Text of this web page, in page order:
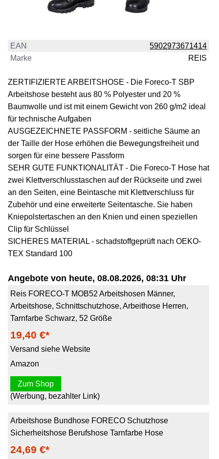
EAN
5902973671414
Marke
REIS
ZERTIFIZIERTE ARBEITSHOSE - Die Foreco-T SBP
Arbeitshose besteht aus 80 % Polyester und 20 %
Baumwolle und ist mit einem Gewicht von 260 g/m2 ideal
für technische Aufgaben
AUSGEZEICHNETE PASSFORM - seitliche Säume an
der Taille der Hose erhöhen die Bewegungsfreiheit und
sorgen für eine bessere Passform
SEHR GUTE FUNKTIONALITÄT - Die Foreco-T Hose hat
zwei Klettverschlusstaschen auf der Rückseite und zwei
an den Seiten, eine Beintasche mit Klettverschluss für
Zubehör und eine erweiterte Seitentasche. Sie haben
Kniepolstertaschen an den Knien und einen speziellen
Clip für Schlüssel
SICHERES MATERIAL - schadstoffgeprüft nach OEKO-
TEX Standard 100
Angebote von heute, 08.08.2026, 08:31 Uhr
Reis FORECO-T MOB52 Arbeitshosen Männer,
Arbeitshose, Schnittschutzhose, Arbeithose Herren,
Tarnfarbe Schwarz, 52 Größe
19,40 €*
Versand siehe Website
Amazon
Zum Shop
(Werbung, bezahlter Link)
Arbeitshose Bundhose FORECO Schutzhose
Sicherheitshose Berufshose Tarnfarbe Hose
24,69 €*